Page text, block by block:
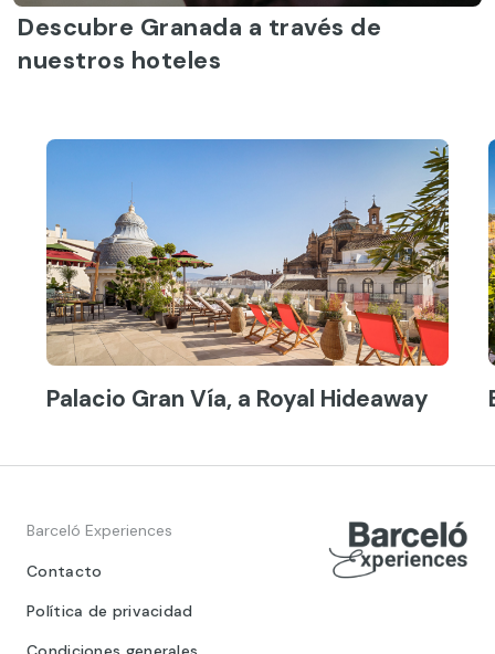
Descubre Granada a través de
nuestros hoteles
Palacio Gran Vía, a Royal Hideaway
Barceló Experiences
Contacto
Política de privacidad